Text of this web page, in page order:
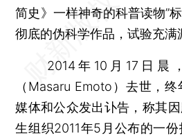
简史》一样神奇的科普读物”
彻底的伪科学作品，试验充满
2014年10月17日晨
（Masaru Emoto）去世，
媒体和公众发出讣告，称其
生组织2011年5月公布的一